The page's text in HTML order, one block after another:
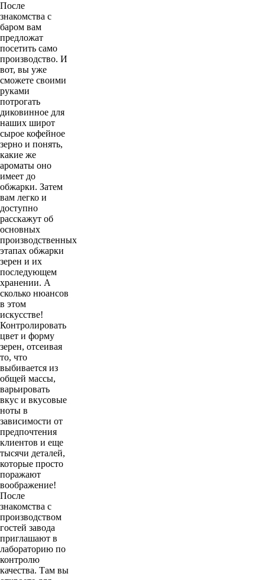
После
знакомства с
баром вам
предложат
посетить само
производство. И
вот, вы уже
сможете своими
руками
потрогать
диковинное для
наших широт
сырое кофейное
зерно и понять,
какие же
ароматы оно
имеет до
обжарки. Затем
вам легко и
доступно
расскажут об
основных
производственных
этапах обжарки
зерен и их
последующем
хранении. А
сколько нюансов
в этом
искусстве!
Контролировать
цвет и форму
зерен, отсеивая
то, что
выбивается из
общей массы,
варьировать
вкус и вкусовые
ноты в
зависимости от
предпочтения
клиентов и еще
тысячи деталей,
которые просто
поражают
воображение!
После
знакомства с
производством
гостей завода
приглашают в
лабораторию по
контролю
качества. Там вы